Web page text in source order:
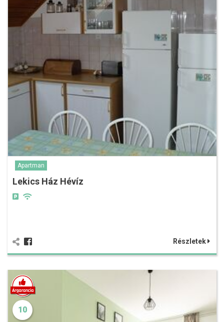
Apartman
Lekics Ház Hévíz
Részletek
10